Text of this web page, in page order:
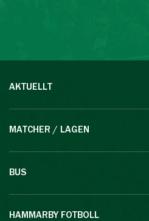
AKTUELLT
MATCHER / LAGEN
BUS
HAMMARBY FOTBOLL